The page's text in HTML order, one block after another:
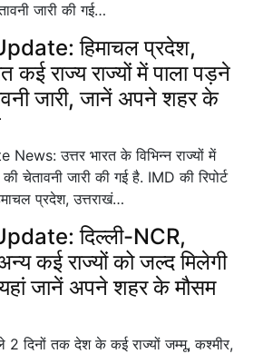
जारी की गई…
हिमाचल प्रदेश,
कई राज्य राज्यों में पाला पड़ने
जारी, जानें अपने शहर के
उत्तर भारत के विभिन्न राज्यों में
चेतावनी जारी की गई है. IMD की रिपोर्ट
प्रदेश, उत्तराखं…
दिल्ली-NCR,
कई राज्यों को जल्द मिलेगी
जानें अपने शहर के मौसम
2 दिनों तक देश के कई राज्यों जम्मू, कश्मीर,